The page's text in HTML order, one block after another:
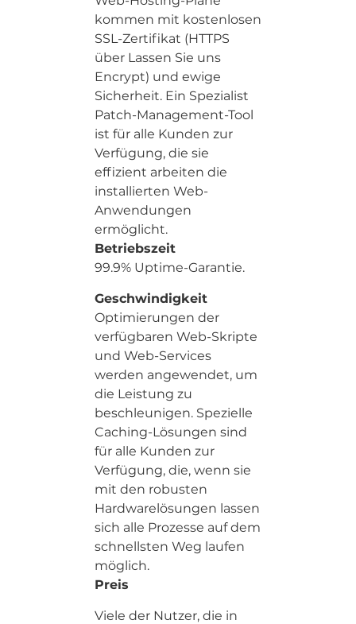
kommen mit kostenlosen
SSL-Zertifikat (HTTPS
über Lassen Sie uns
Encrypt) und ewige
Sicherheit. Ein Spezialist
Patch-Management-Tool
ist für alle Kunden zur
Verfügung, die sie
effizient arbeiten die
installierten Web-
Anwendungen
ermöglicht.
Betriebszeit
99.9% Uptime-Garantie.
Geschwindigkeit
Optimierungen der
verfügbaren Web-Skripte
und Web-Services
werden angewendet, um
die Leistung zu
beschleunigen. Spezielle
Caching-Lösungen sind
für alle Kunden zur
Verfügung, die, wenn sie
mit den robusten
Hardwarelösungen lassen
sich alle Prozesse auf dem
schnellsten Weg laufen
möglich.
Preis
Viele der Nutzer, die in